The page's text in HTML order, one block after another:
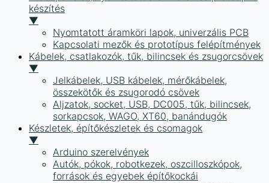
készítés
▼
Nyomtatott áramköri lapok, univerzális PCB
Kapcsolati mezők és prototípus felépítmények
Kábelek, csatlakozók, tűk, bilincsek és zsugorcsövek
▼
Jelkábelek, USB kábelek, mérőkábelek,
összekötők és zsugorodó csövek
Aljzatok, socket, USB, DC005, tűk, bilincsek,
sorkapcsok, WAGO, XT60, banándugók
Készletek, építőkészletek és csomagok
▼
Arduino szerelvények
Autók, pókok, robotkezek, oszcilloszkópok,
források és egyebek építőkockái